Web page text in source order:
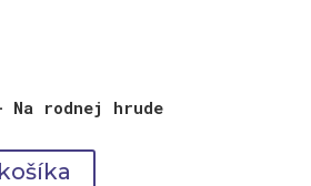
Na rodnej hrude